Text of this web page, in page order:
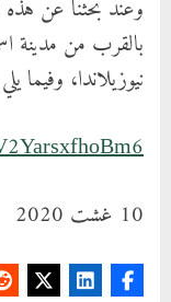
نيوزيلاندا، وفيما
10 غشت 2020